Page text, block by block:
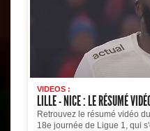
VIDEOS :
LILLE - NICE : LE RÉSUMÉ
Retrouvez le résumé vidéo
18e journée de Ligue 1, qui